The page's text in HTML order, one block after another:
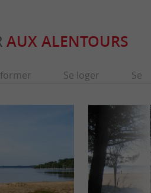
AUX ALENTOURS
Se loger Se